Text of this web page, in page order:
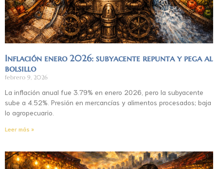
Inflación enero 2026: subyacente repunta y pega al
bolsillo
febrero 9, 2026
La inflación anual fue 3.79% en enero 2026, pero la subyacente
sube a 4.52%. Presión en mercancías y alimentos procesados; baja
lo agropecuario.
Leer más »